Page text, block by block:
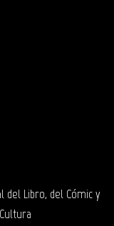
del Libro, del Cómic y